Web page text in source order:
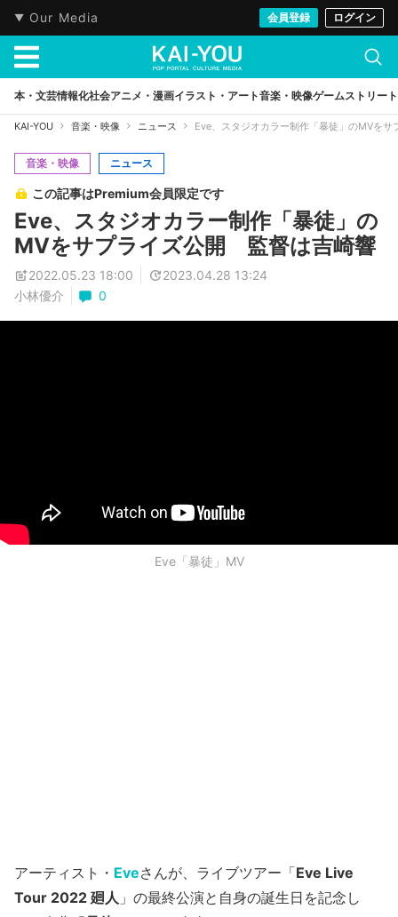
Our Media 会員登録 ログイン
本・文芸情報化社会アニメ・漫画イラスト・アート音楽・映像ゲームストリート
KAI-YOU 音楽・映像 ニュース Eve、スタジオカラー制作「暴徒」のMVを
音楽・映像 ニュース
この記事はPremium会員限定です
Eve、スタジオカラー制作「暴徒」の
MVをサプライズ公開 監督は吉崎響
2022.05.23 18:00
2023.04.28 13:24
小林優介
0
Eve「暴徒」MV
アーティスト・ Eveさんが、ライブツアー「Eve Live
Tour 2022 廻人 」の最終公演と自身の誕生日を記念し